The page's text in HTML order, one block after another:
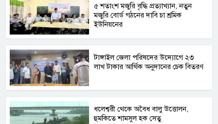
৫ শতাংশ মজুরি বৃদ্ধি প্রত্যাখ্যান, নতুন
মজুরি বোর্ড গঠনের দাবি চা শ্রমিক
ইউনিয়নের
টাঙ্গাইল জেলা পরিষদের উদ্যোগে ২৩
লাখ টাকার আর্থিক অনুদানের চেক বিতরণ
ধলেশ্বরী থেকে অবৈধ বালু উত্তোলন,
হুমকিতে শামসুল হক সেতু